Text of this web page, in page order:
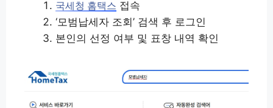
국세청 홈택스 접속
‘모범납세자 조회’ 검색 후 로그인
본인의 선정 여부 및 표창 내역 확인